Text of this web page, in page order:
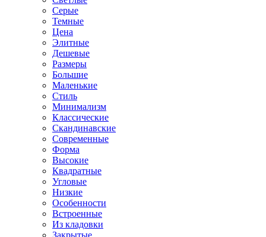
Серые
Темные
Цена
Элитные
Дешевые
Размеры
Большие
Маленькие
Стиль
Минимализм
Классические
Скандинавские
Современные
Форма
Высокие
Квадратные
Угловые
Низкие
Особенности
Встроенные
Из кладовки
Закрытые